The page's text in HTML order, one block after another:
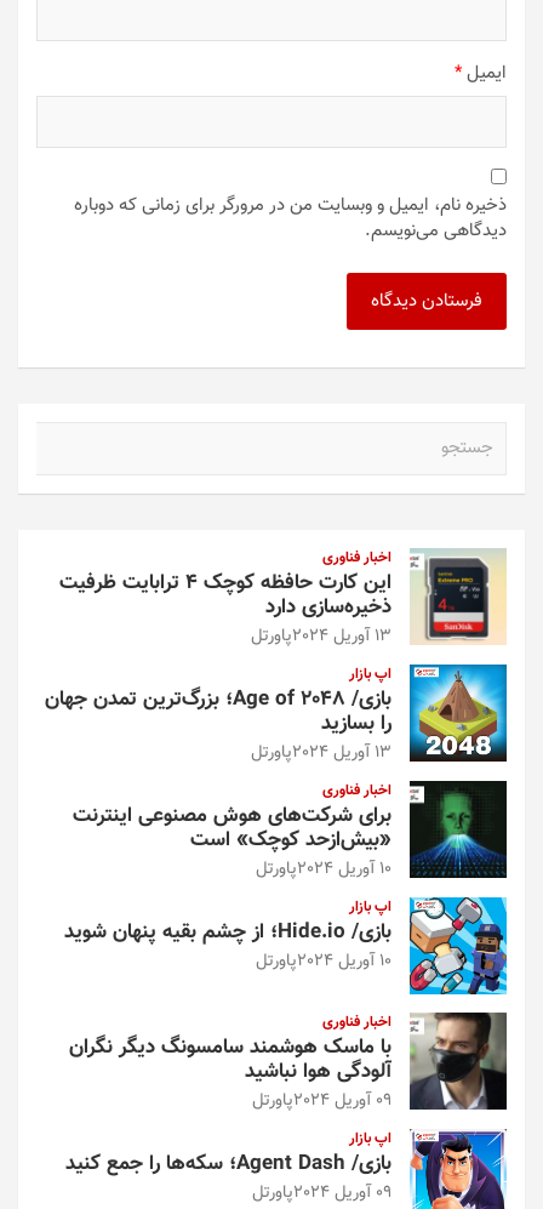
ایمیل*
ذخیره نام، ایمیل و وبسایت من در مرورگر برای زمانی که دوباره
دیدگاهی می‌نویسم.
اخبار فناوری
این کارت حافظه کوچک ۴ ترابایت ظرفیت
ذخیره‌سازی دارد
13 آوریل 2024 پاورتل
اپ بازار
بازی/ Age of 2048؛ بزرگ‌ترین تمدن جهان
را بسازید
13 آوریل 2024 پاورتل
اخبار فناوری
برای شرکت‌های هوش مصنوعی اینترنت
«بیش‌از‌حد کوچک» است
10 آوریل 2024 پاورتل
اپ بازار
بازی/ Hide.io؛ از چشم بقیه پنهان شوید
10 آوریل 2024 پاورتل
اخبار فناوری
با ماسک هوشمند سامسونگ دیگر نگران
آلودگی هوا نباشید
09 آوریل 2024 پاورتل
اپ بازار
بازی/ Agent Dash؛ سکه‌ها را جمع کنید
09 آوریل 2024 پاورتل